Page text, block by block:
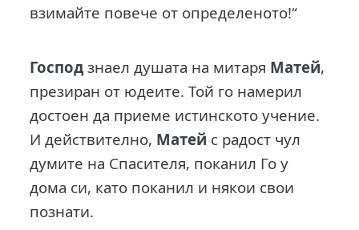
взимайте повече от определеното!“
Господ знаел душата на митаря Матей,
презиран от юдеите. Той го намерил
достоен да приеме истинското учение.
И действително, Матей с радост чул
думите на Спасителя, поканил Го у
дома си, като поканил и някои свои
познати.